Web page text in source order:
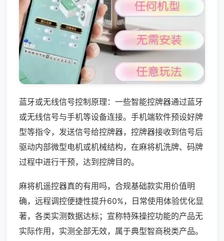
蓝牙或无线信号控制原理：一些智能控牌器通过蓝牙
或无线信号与手机等设备连接。手机端软件预设好牌
型等指令，发送信号给控牌器，控牌器接收到信号后
驱动内部微型电机或机械结构，在麻将机洗牌、码牌
过程中进行干预，达到控牌目的。
麻将机遥控器真的有用吗，合规基础款实用价值明
确，远程调控便捷性提升60%，日常使用体验优化显
著，各类实测数据达标；宣称特殊操控功能的产品无
实际作用，实测全部无效，属于典型智商税类产品。